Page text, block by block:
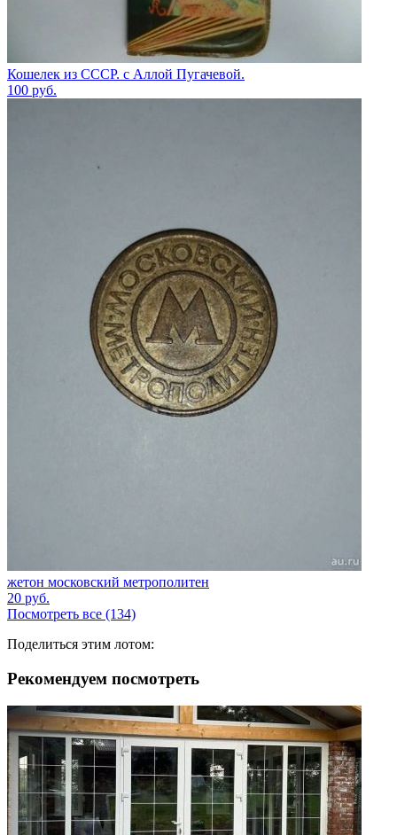
Кошелек из СССР. с Аллой Пугачевой.
100 руб.
жетон московский метрополитен
20 руб.
Посмотреть все (134)
Поделиться этим лотом:
Рекомендуем посмотреть